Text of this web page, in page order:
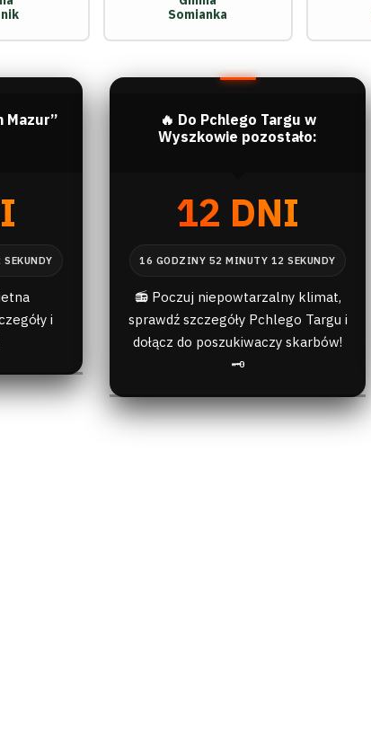
Somianka
Mazur”
i
🔥 Do Pchlego Targu w
Wyszkowie pozostało:
12 DNI
📻 Poczuj niepowtarzalny klimat,
sprawdź szczegóły Pchlego Targu i
dołącz do poszukiwaczy skarbów!
🗝️